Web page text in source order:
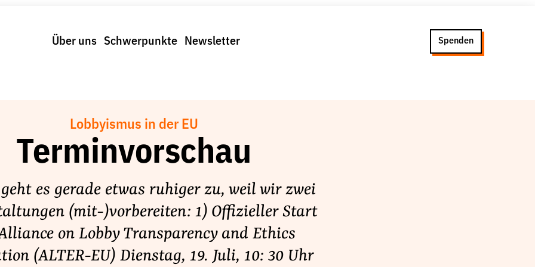
Über uns Schwerpunkte Newsletter Spenden
Lobbyismus in der EU
Terminvorschau
es gerade etwas ruhiger zu, weil wir zwei
(mit-)vorbereiten: 1) Offizieller Start
on Lobby Transparency and Ethics
(ALTER-EU) Dienstag, 19. Juli, 10: 30 Uhr